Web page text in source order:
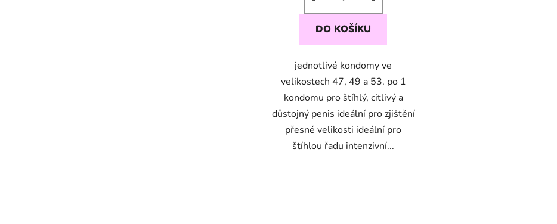
hvězdiček.
DO KOŠÍKU
jednotlivé kondomy ve
velikostech 47, 49 a 53. po 1
kondomu pro štíhlý, citlivý a
důstojný penis ideální pro zjištění
přesné velikosti ideální pro
štíhlou řadu intenzivní...